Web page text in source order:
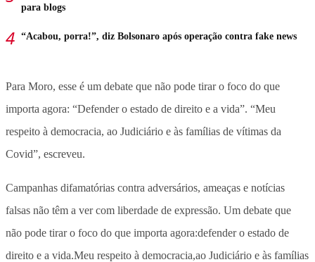
para blogs
“Acabou, porra!”, diz Bolsonaro após operação contra fake news
Para Moro, esse é um debate que não pode tirar o foco do que
importa agora: “Defender o estado de direito e a vida”. “Meu
respeito à democracia, ao Judiciário e às famílias de vítimas da
Covid”, escreveu.
Campanhas difamatórias contra adversários, ameaças e notícias
falsas não têm a ver com liberdade de expressão. Um debate que
não pode tirar o foco do que importa agora:defender o estado de
direito e a vida.Meu respeito à democracia,ao Judiciário e às famílias